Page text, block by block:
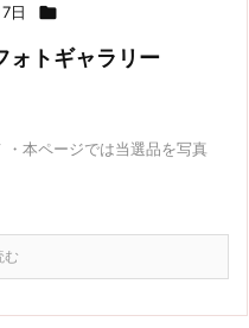
日 
ォトギャラリー
本ページでは当選品を写真
む